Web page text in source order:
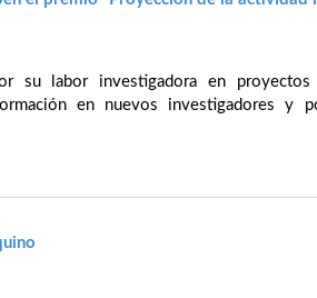
su labor investigadora en proyectos
en nuevos investigadores y